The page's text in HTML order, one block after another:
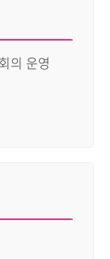
의 운영